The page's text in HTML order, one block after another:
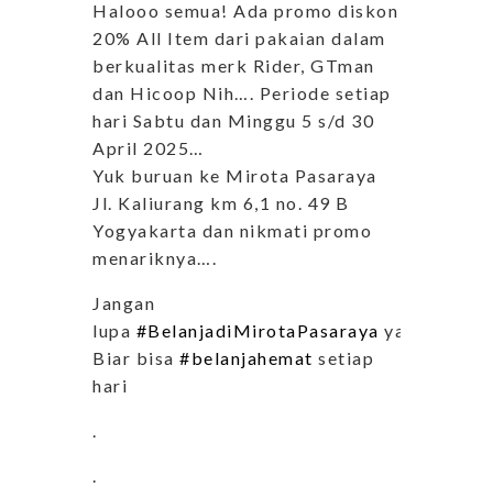
Halooo semua! Ada promo diskon
20% All Item dari pakaian dalam
berkualitas merk Rider, GTman
dan Hicoop Nih…. Periode setiap
hari Sabtu dan Minggu 5 s/d 30
April 2025…
Yuk buruan ke Mirota Pasaraya
Jl. Kaliurang km 6,1 no. 49 B
Yogyakarta dan nikmati promo
menariknya….
Jangan
lupa #BelanjadiMirotaPasaraya ya..
Biar bisa #belanjahemat setiap
hari
.
.